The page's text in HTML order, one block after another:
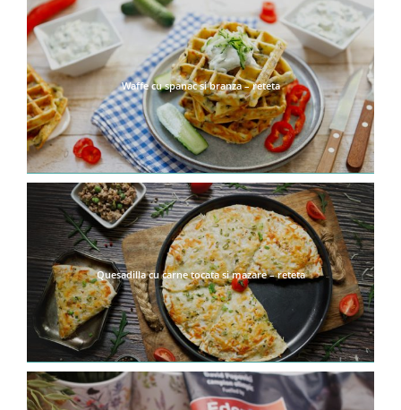
Waffe cu spanac si branza – reteta
Quesadilla cu carne tocata si mazare – reteta